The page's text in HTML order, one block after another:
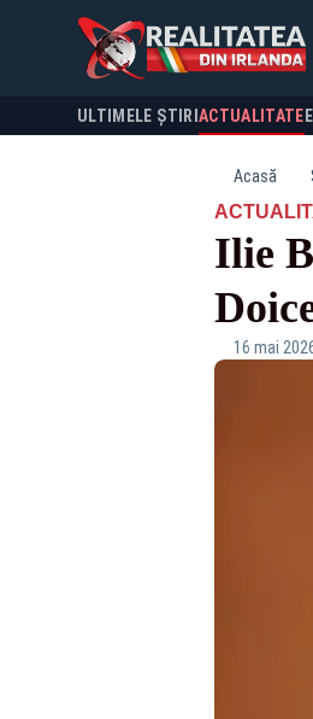
ULTIMELE ȘTIRI ACTUALITATE
Acasă
Ilie
16 mai